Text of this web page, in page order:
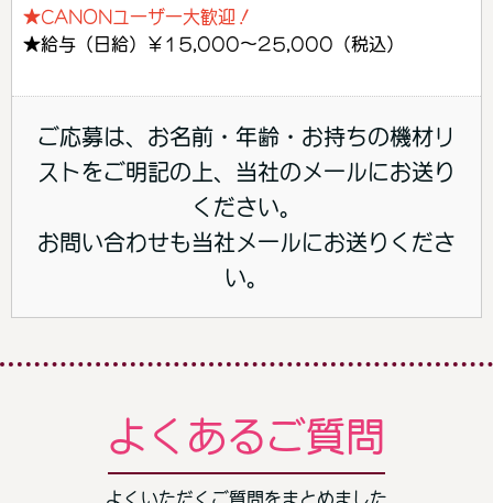
★CANONユーザー大歓迎！
★給与（日給）￥15,000～25,000（税込）
ご応募は、お名前・年齢・お持ちの機材リ
ストをご明記の上、当社のメールにお送り
ください。
お問い合わせも当社メールにお送りくださ
い。
よくあるご質問
よくいただくご質問をまとめました